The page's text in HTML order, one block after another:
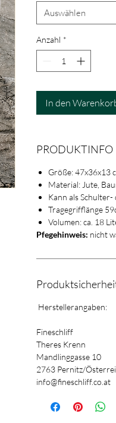
Auswählen
Anzahl *
In den
PRODUKTINFO
Größe: 47x36x13
Material: Jute,
Kann als
Tragegrifflänge
Volumen: ca. 18
Pfegehinweis: nicht
Herstellerangaben:
Fineschliff
Theres Krenn
Mandlinggasse 10
2763 Pernitz/
info@fineschliff.co.at